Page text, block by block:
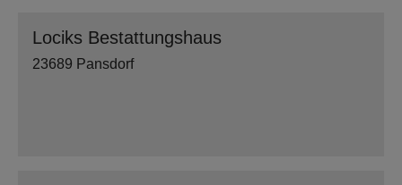
Lociks Bestattungshaus
23689 Pansdorf